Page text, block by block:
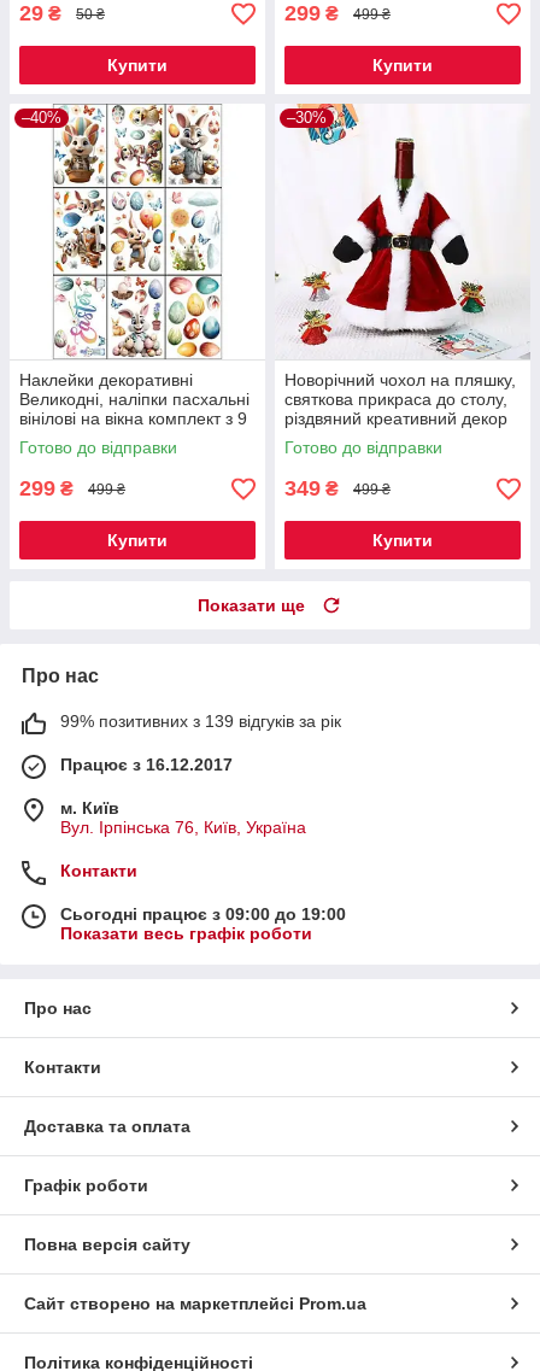
29 ₴ 50 ₴
Купити
299 ₴ 499 ₴
Купити
–40%
Наклейки декоративні
Великодні, наліпки пасхальні
вінілові на вікна комплект з 9
листів Дизайн №2 Код 00-
0843
Готово до відправки
299 ₴ 499 ₴
Купити
–30%
Новорічний чохол на пляшку,
святкова прикраса до столу,
різдвяний креативний декор
Санта-Клаус 1 шт Код 00-
0737
Готово до відправки
349 ₴ 499 ₴
Купити
Показати ще
Про нас
99% позитивних з 139 відгуків за рік
Працює з 16.12.2017
м. Київ
Вул. Ірпінська 76, Київ, Україна
Контакти
Сьогодні працює з 09:00 до 19:00
Показати весь графік роботи
Про нас
Контакти
Доставка та оплата
Графік роботи
Повна версія сайту
Сайт створено на маркетплейсі Prom.ua
Політика конфіденційності